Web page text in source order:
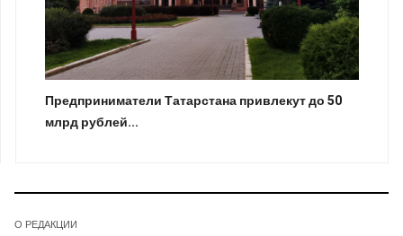
Предприниматели Татарстана привлекут до 50
млрд рублей...
О РЕДАКЦИИ